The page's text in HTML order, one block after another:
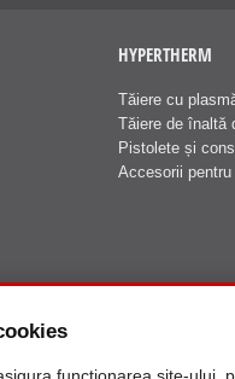
HYPERTHERM
Tăiere cu
Tăiere de înaltă
Pistolete și
Accesorii